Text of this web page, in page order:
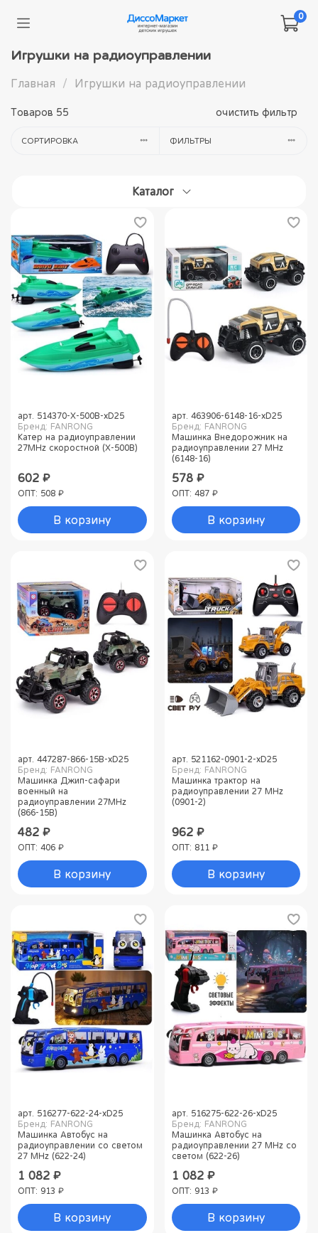
0
Игрушки на радиоуправлении
Главная Игрушки на радиоуправлении
Товаров 55 очистить фильтр
СОРТИРОВКА ФИЛЬТРЫ
Каталог
арт. 514370-X-500B-xD25
Бренд: FANRONG
Катер на радиоуправлении
27MHz скоростной (X-500B)
602 ₽
ОПТ: 508 ₽
В корзину
арт. 463906-6148-16-xD25
Бренд: FANRONG
Машинка Внедорожник на
радиоуправлении 27 MHz
(6148-16)
578 ₽
ОПТ: 487 ₽
В корзину
арт. 447287-866-15B-xD25
Бренд: FANRONG
Машинка Джип-сафари
военный на
радиоуправлении 27MHz
(866-15B)
482 ₽
ОПТ: 406 ₽
В корзину
арт.
521162-0901-2-xD25
Бренд: FANRONG
Машинка трактор на
радиоуправлении 27 MHz
(0901-2)
962 ₽
ОПТ: 811 ₽
В корзину
арт. 516277-622-24-хD25
Бренд: FANRONG
Машинка Автобус на
радиоуправлении со светом
27 MHz (622-24)
1 082 ₽
ОПТ: 913 ₽
В корзину
арт.
516275-622-26-хD25
Бренд: FANRONG
Машинка Автобус на
радиоуправлении 27 MHz со
светом (622-26)
1 082 ₽
ОПТ: 913 ₽
В корзину